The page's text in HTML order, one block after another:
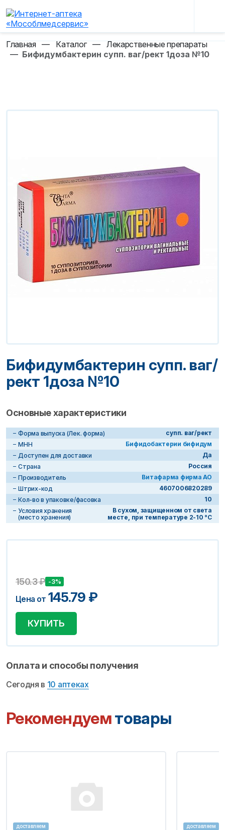
Главная — Каталог — Лекарственные препараты
— Бифидумбактерин супп. ваг/рект 1доза №10
Бифидумбактерин супп. ваг/
рект 1доза №10
Основные характеристики
Форма выпуска (Лек. форма)
супп. ваг/рект
МНН
Бифидобактерии бифидум
Доступен для доставки
Да
Страна
Россия
Производитель
Витафарма фирма АО
Штрих-код
4607006820289
Кол-во в упаковке/фасовка
10
Условия хранения
(место хранения)
В сухом, защищенном от света
месте, при температуре 2-10 °C
150.3₽ -3%
Цена от 145.79 ₽
КУПИТЬ
Оплата и способы получения
Сегодня в 10 аптеках
Рекомендуемтовары
доставляем доставляем